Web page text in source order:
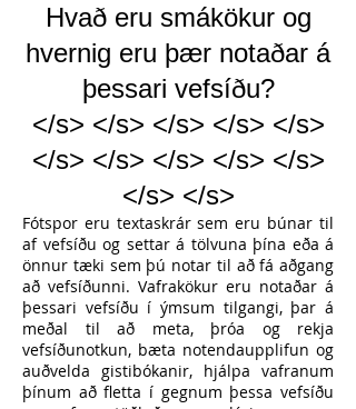
Hvað eru smákökur og
hvernig eru þær notaðar á
þessari vefsíðu?
</s> </s> </s> </s> </s>
</s> </s> </s> </s> </s>
</s> </s>
Fótspor eru textaskrár sem eru búnar til
af vefsíðu og settar á tölvuna þína eða á
önnur tæki sem þú notar til að fá aðgang
að vefsíðunni. Vafrakökur eru notaðar á
þessari vefsíðu í ýmsum tilgangi, þar á
meðal til að meta, þróa og rekja
vefsíðunotkun, bæta notendaupplifun og
auðvelda gistibókanir, hjálpa vafranum
þínum að fletta í gegnum þessa vefsíðu